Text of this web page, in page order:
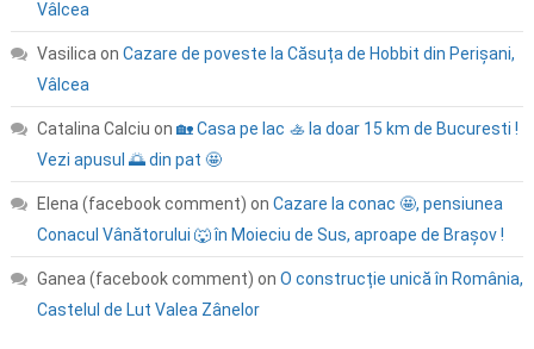
Vâlcea
Vasilicaon Cazare de poveste la Căsuța de Hobbit din Perișani,
Vâlcea
Catalina Calciu on 🏡 Casa pe lac 🚣 la doar 15 km de Bucuresti !
Vezi apusul 🌅 din pat 🤩
Elena (facebook comment) on Cazare la conac 🤩, pensiunea
Conacul Vânătorului 🐺 în Moieciu de Sus, aproape de Brașov !
Ganea (facebook comment) on O construcție unică în România,
Castelul de Lut Valea Zânelor